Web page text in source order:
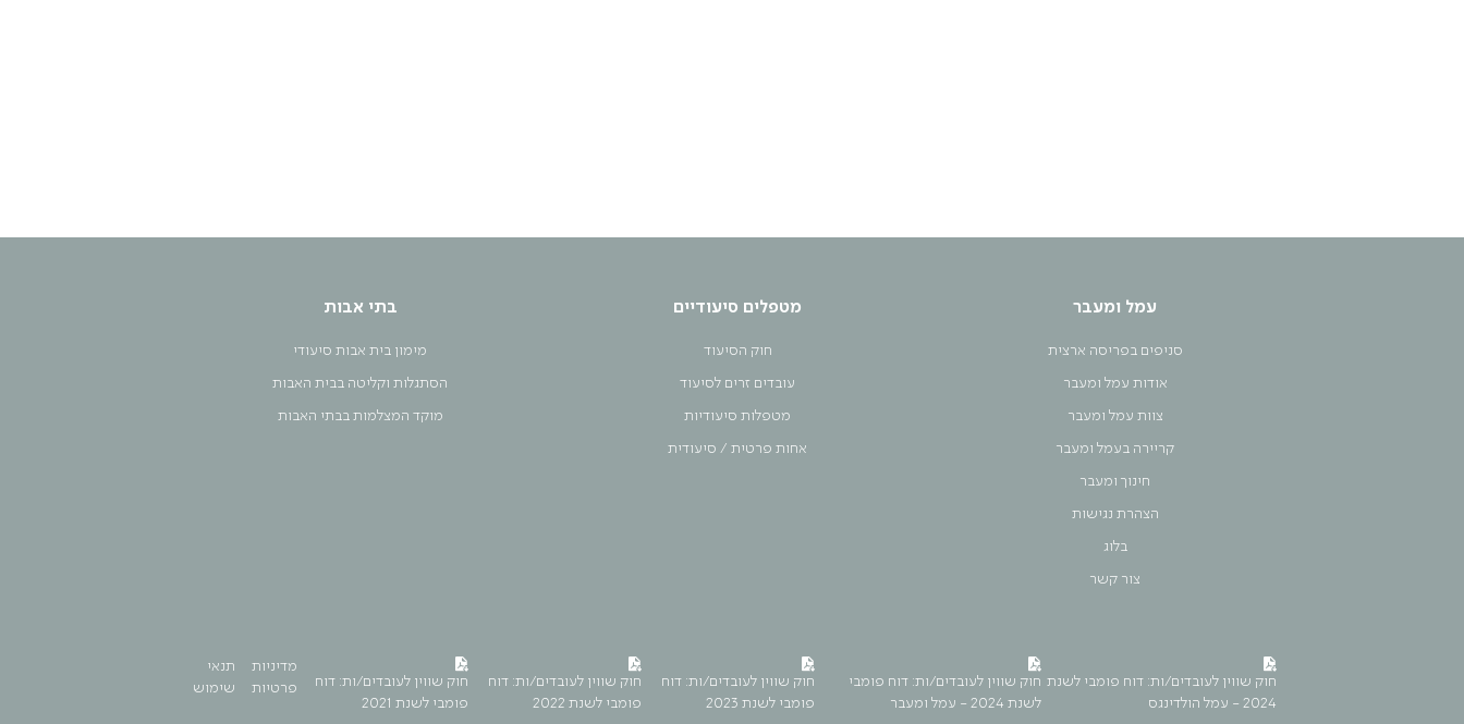
עמל ומעבר
סניפים בפריסה ארצית
אודות עמל ומעבר
צוות עמל ומעבר
קריירה בעמל ומעבר
חינוך ומעבר
הצהרת נגישות
בלוג
צור קשר
מטפלים סיעודיים
חוק הסיעוד
עובדים זרים לסיעוד
מטפלות סיעודיות
אחות פרטית / סיעודית
בתי אבות
מימון בית אבות סיעודי
הסתגלות וקליטה בבית האבות
מוקד המצלמות בבתי האבות
חוק שווין לעובדים/ות: דוח פומבי לשנת
2024 - עמל הולדינגס
חוק שווין לעובדים/ות: דוח פומבי
לשנת 2024 - עמל ומעבר
חוק שווין לעובדים/ות: דוח
פומבי לשנת 2023
חוק שווין לעובדים/ות: דוח
פומבי לשנת 2022
חוק שווין לעובדים/ות: דוח
פומבי לשנת 2021
מדיניות
פרטיות
תנאי
שימוש